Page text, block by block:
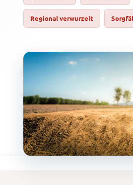
Regional verwurzelt